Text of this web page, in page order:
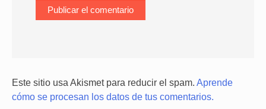
Este sitio usa Akismet para reducir el spam. Aprende
cómo se procesan los datos de tus comentarios.